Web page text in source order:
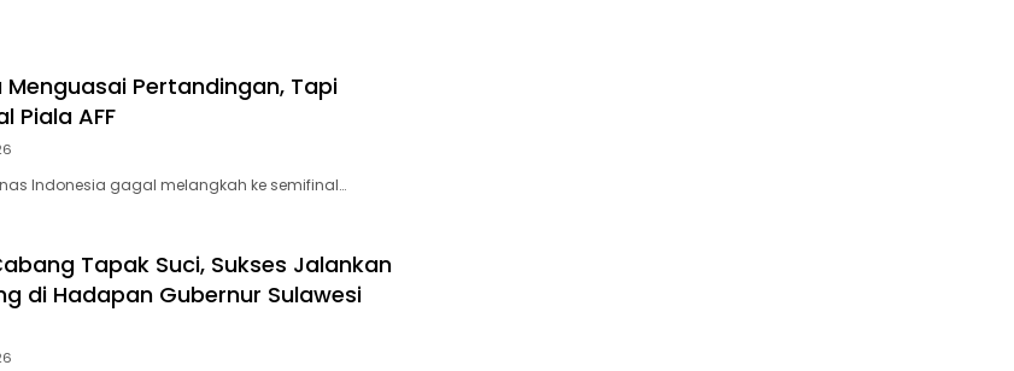
Menguasai Pertandingan, Tapi
Piala AFF
Indonesia gagal melangkah ke semifinal…
Tapak Suci, Sukses Jalankan
di Hadapan Gubernur Sulawesi